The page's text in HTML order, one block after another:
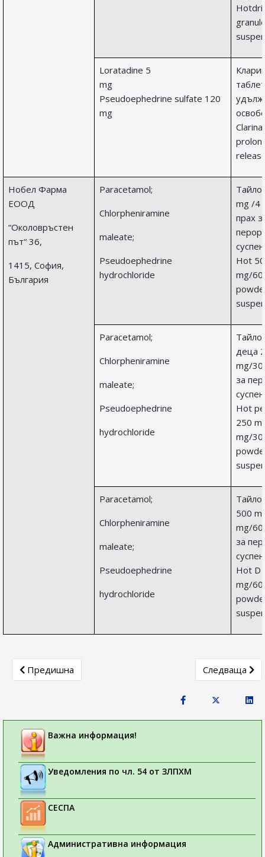
Loratadine 5
mg
Pseudoephedrine sulfate 120
mg
Нобел Фарма
ЕООД
“Околовръстен
път“ 36,
1415, София,
България
Paracetamol;
Chlorpheniramine
maleate;
Pseudoephedrine
hydrochloride
mg /4
прах
Hot
mg/60
Paracetamol;
Chlorpheniramine
maleate;
Pseudoephedrine
hydrochloride
деца
mg/30
за
Hot
250
mg/30
Paracetamol;
Chlorpheniramine
maleate;
Pseudoephedrine
hydrochloride
500
mg/60
за
Hot D
mg/60
Previous article: Валпроат-съдържащи лекарствени
Предишна Next article:
Следваща
Важна информация!
Уведомления по чл. 54 от ЗЛПХМ
СЕСПА
Административна информация